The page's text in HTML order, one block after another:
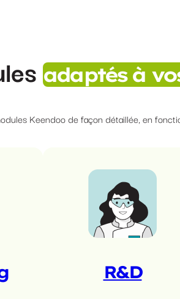
adaptés à
Keendoo de façon détaillée, en
R&D